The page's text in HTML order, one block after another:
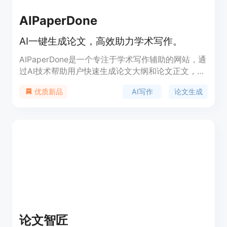
AIPaperDone
AI一键生成论文，高效助力学术写作。
AIPaperDone是一个专注于学术写作辅助的网站，通
过AI技术帮助用户快速生成论文大纲和论文正文，支
人工智能算法，提供真实参考文献引用、文献综述、
优质新品 AI写作 论文生成
论文智匠